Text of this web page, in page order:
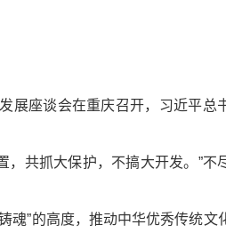
展座谈会在重庆召开，习近平总
共抓大保护，不搞大开发。”不
魂”的高度，推动中华优秀传统文